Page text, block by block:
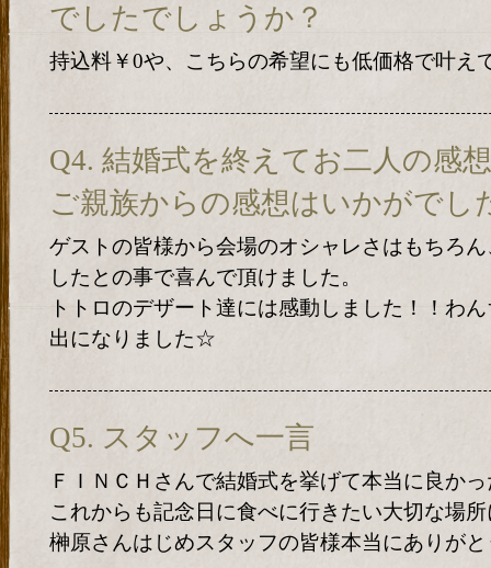
でしたでしょうか？
持込料￥0や、こちらの希望にも低価格で叶え
Q4. 結婚式を終えてお二人の感
ご親族からの感想はいかがでし
ゲストの皆様から会場のオシャレさはもちろ
したとの事で喜んで頂けました。
トトロのデザート達には感動しました！！わ
出になりました☆
Q5. スタッフへ一言
ＦＩＮＣＨさんで結婚式を挙げて本当に良か
これからも記念日に食べに行きたい大切な場
榊原さんはじめスタッフの皆様本当にありが